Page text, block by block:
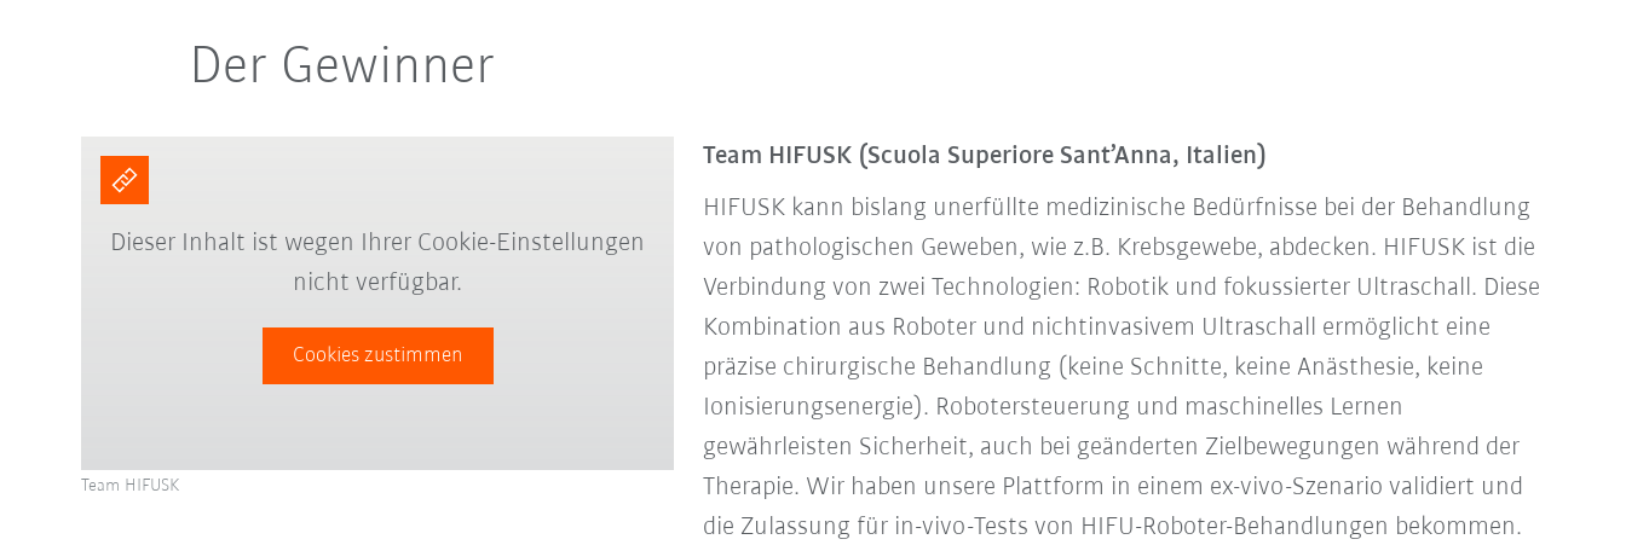
Der Gewinner
Team HIFUSK (Scuola Superiore Sant’Anna, Italien)
HIFUSK kann bislang unerfüllte medizinische Bedürfnisse bei der Behandlung
von pathologischen Geweben, wie z.B. Krebsgewebe, abdecken. HIFUSK ist die
Verbindung von zwei Technologien: Robotik und fokussierter Ultraschall. Diese
Kombination aus Roboter und nichtinvasivem Ultraschall ermöglicht eine
präzise chirurgische Behandlung (keine Schnitte, keine Anästhesie, keine
Ionisierungsenergie). Robotersteuerung und maschinelles Lernen
gewährleisten Sicherheit, auch bei geänderten Zielbewegungen während der
Therapie. Wir haben unsere Plattform in einem ex-vivo-Szenario validiert und
die Zulassung für in-vivo-Tests von HIFU-Roboter-Behandlungen bekommen.
Dieser Inhalt ist wegen Ihrer Cookie-Einstellungen
nicht verfügbar.
Cookies zustimmen
Team HIFUSK